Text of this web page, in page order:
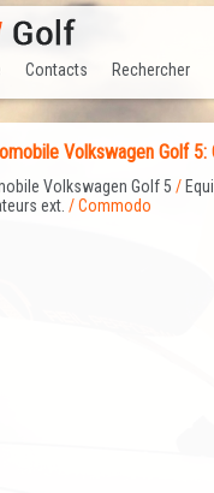
Contacts Rechercher
Volkswagen Golf
Volkswagen Golf 5 /
ext. / Commodo